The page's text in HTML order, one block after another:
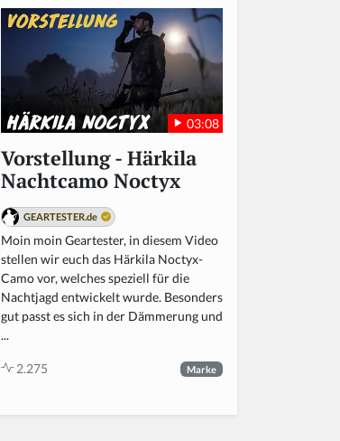
03:08
Vorstellung - Härkila
Nachtcamo Noctyx
GEARTESTER.de
Moin moin Geartester, in diesem Video
stellen wir euch das Härkila Noctyx-
Camo vor, welches speziell für die
Nachtjagd entwickelt wurde. Besonders
gut passt es sich in der Dämmerung und
...
2.275 Marke